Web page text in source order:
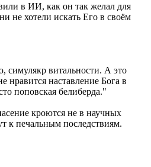
в ИИ, как он так желал для
не хотели искать Его в своём
симулякр витальности. А это
наставление Бога в
поповская белиберда."
кроются не в научных
к печальным последствиям.